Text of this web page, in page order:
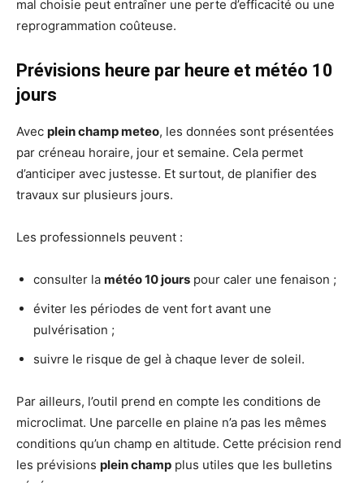
mal choisie peut entraîner une perte d’efficacité ou une
reprogrammation coûteuse.
Prévisions heure par heure et météo 10
jours
Avec plein champ meteo, les données sont présentées
par créneau horaire, jour et semaine. Cela permet
d’anticiper avec justesse. Et surtout, de planifier des
travaux sur plusieurs jours.
Les professionnels peuvent :
consulter la météo 10 jours pour caler une fenaison ;
éviter les périodes de vent fort avant une
pulvérisation ;
suivre le risque de gel à chaque lever de soleil.
Par ailleurs, l’outil prend en compte les conditions de
microclimat. Une parcelle en plaine n’a pas les mêmes
conditions qu’un champ en altitude. Cette précision rend
les prévisions plein champ plus utiles que les bulletins